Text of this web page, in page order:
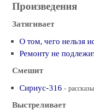
Произведения
Затягивает
О том, чего нельзя
Ремонту не
Смешит
Сириус-316 -
Выстреливает